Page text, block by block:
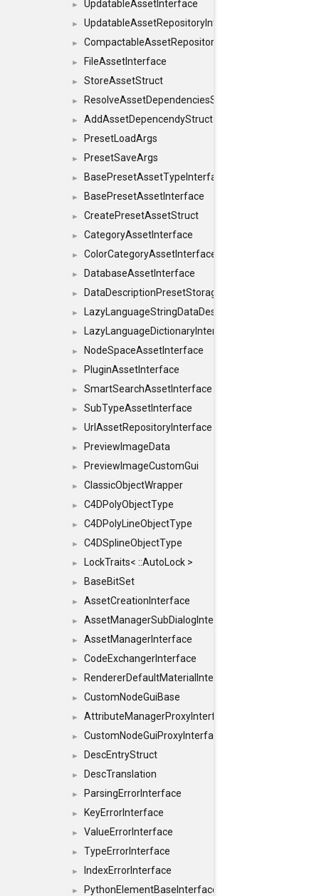
► UpdatableAssetInterface
► UpdatableAssetRepositoryInterface
► CompactableAssetRepositoryInterface
► FileAssetInterface
► StoreAssetStruct
► ResolveAssetDependenciesStruct
► AddAssetDepencendyStruct
► PresetLoadArgs
► PresetSaveArgs
► BasePresetAssetTypeInterface
► BasePresetAssetInterface
► CreatePresetAssetStruct
► CategoryAssetInterface
► ColorCategoryAssetInterface
► DatabaseAssetInterface
► DataDescriptionPresetStorageInterface
►
► LazyLanguageDictionaryInterface
► NodeSpaceAssetInterface
► PluginAssetInterface
► SmartSearchAssetInterface
► SubTypeAssetInterface
► UrlAssetRepositoryInterface
► PreviewImageData
► PreviewImageCustomGui
► ClassicObjectWrapper
► C4DPolyObjectType
► C4DPolyLineObjectType
► C4DSplineObjectType
► LockTraits< ::AutoLock >
► BaseBitSet
► AssetCreationInterface
► AssetManagerSubDialogInterface
► AssetManagerInterface
► CodeExchangerInterface
► RendererDefaultMaterialInterface
► CustomNodeGuiBase
► AttributeManagerProxyInterface
► CustomNodeGuiProxyInterface
► DescEntryStruct
► DescTranslation
► ParsingErrorInterface
► KeyErrorInterface
► ValueErrorInterface
► TypeErrorInterface
► IndexErrorInterface
► PythonElementBaseInterface